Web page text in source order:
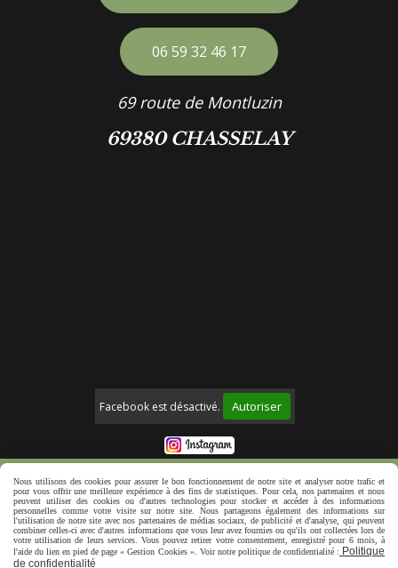
06 59 32 46 17
69 route de Montluzin
69380 CHASSELAY
Facebook est désactivé. Autoriser
Mentions Légales
Politique de confidentialité
Créer un site web
Nous utilisons des cookies pour assurer le bon fonctionnement de notre site et analyser notre trafic et
pour vous offrir une meilleure expérience à des fins de statistiques. Pour cela, nos partenaires et nous
peuvent utiliser des cookies ou d'autres technologies pour stocker et accéder à des informations
personnelles comme votre visite sur notre site. Nous partageons également des informations sur
l'utilisation de notre site avec nos partenaires de médias sociaux, de publicité et d'analyse, qui peuvent
combiner celles-ci avec d'autres informations que vous leur avez fournies ou qu'ils ont collectées lors de
votre utilisation de leurs services. Vous pouvez retirer votre consentement, enregistré pour 6 mois, à
l'aide du lien en pied de page « Gestion Cookies ». Voir notre politique de confidentialité : Politique
de confidentialité